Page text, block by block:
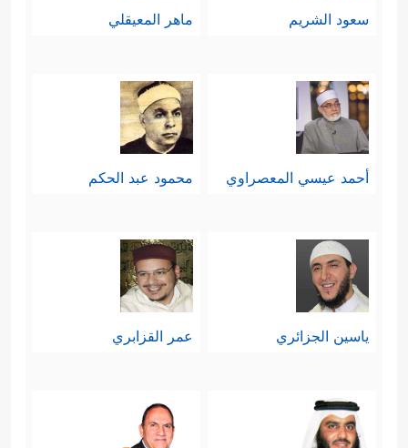
سعود الشريم ماهر المعيقلي
أحمد عيسي المعصراوي محمود عبد الحكم
ياسين الجزائري عمر القزابري